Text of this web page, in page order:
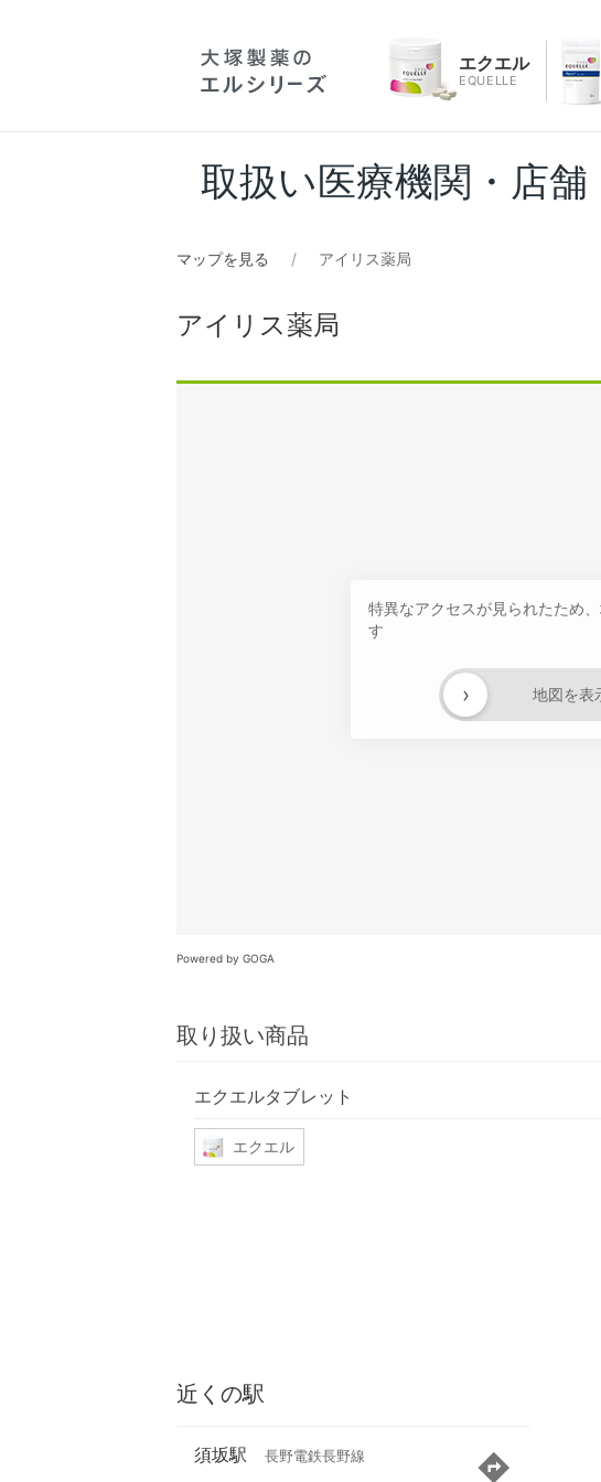
エクエル
EQUELLE
取扱い医療機関・店舗
マップを見る アイリス薬局
アイリス薬局
特異なアクセスが見られたため
す
地図を表
›
Powered by GOGA
取り扱い商品
エクエルタブレット
エクエル
近くの駅
須坂駅 長野電鉄長野線